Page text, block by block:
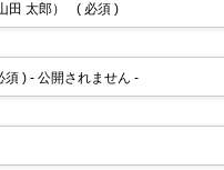
田 太郎） ( 必須 )
須 ) - 公開されません -